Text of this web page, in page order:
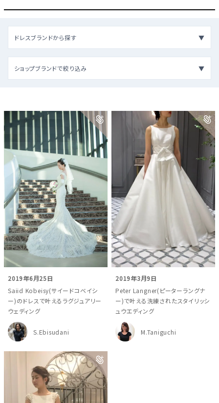
ウェディングマガジン
ドレスブランドから探す
ショップブランドで絞り込み
2019年6月25日
Saiid Kobeisy(サイードコベイシ
ー)のドレスで叶えるラグジュアリー
ウェディング
S.Ebisudani
2019年3月9日
Peter Langner(ピーターラングナ
ー)で叶える洗練されたスタイリッシ
ュウエディング
M.Taniguchi